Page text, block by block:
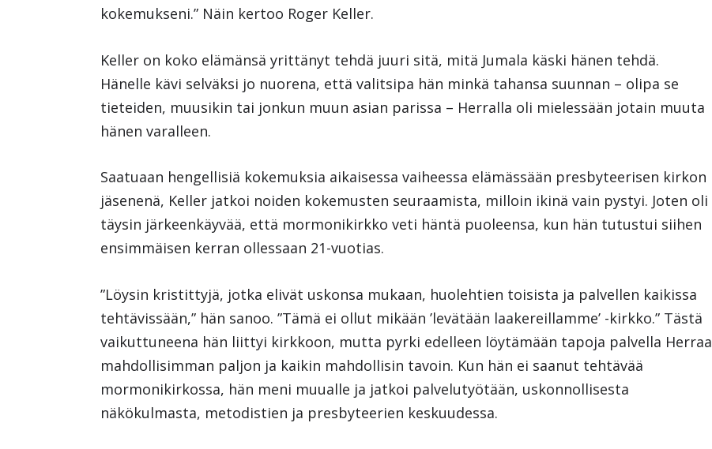
kokemukseni.” Näin kertoo Roger Keller.
Keller on koko elämänsä yrittänyt tehdä juuri sitä, mitä Jumala käski hänen tehdä.
Hänelle kävi selväksi jo nuorena, että valitsipa hän minkä tahansa suunnan – olipa se
tieteiden, muusikin tai jonkun muun asian parissa – Herralla oli mielessään jotain muuta
hänen varalleen.
Saatuaan hengellisiä kokemuksia aikaisessa vaiheessa elämässään presbyteerisen kirkon
jäsenenä, Keller jatkoi noiden kokemusten seuraamista, milloin ikinä vain pystyi. Joten oli
täysin järkeenkäyvää, että mormonikirkko veti häntä puoleensa, kun hän tutustui siihen
ensimmäisen kerran ollessaan 21-vuotias.
”Löysin kristittyjä, jotka elivät uskonsa mukaan, huolehtien toisista ja palvellen kaikissa
tehtävissään,” hän sanoo. ”Tämä ei ollut mikään ’levätään laakereillamme’ -kirkko.” Tästä
vaikuttuneena hän liittyi kirkkoon, mutta pyrki edelleen löytämään tapoja palvella Herraa
mahdollisimman paljon ja kaikin mahdollisin tavoin. Kun hän ei saanut tehtävää
mormonikirkossa, hän meni muualle ja jatkoi palvelutyötään, uskonnollisesta
näkökulmasta, metodistien ja presbyteerien keskuudessa.